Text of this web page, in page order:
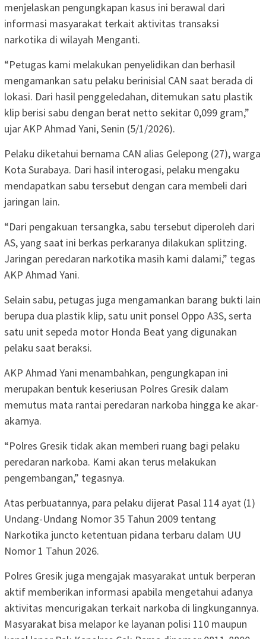
menjelaskan pengungkapan kasus ini berawal dari
informasi masyarakat terkait aktivitas transaksi
narkotika di wilayah Menganti.
“Petugas kami melakukan penyelidikan dan berhasil
mengamankan satu pelaku berinisial CAN saat berada di
lokasi. Dari hasil penggeledahan, ditemukan satu plastik
klip berisi sabu dengan berat netto sekitar 0,099 gram,”
ujar AKP Ahmad Yani, Senin (5/1/2026).
Pelaku diketahui bernama CAN alias Gelepong (27), warga
Kota Surabaya. Dari hasil interogasi, pelaku mengaku
mendapatkan sabu tersebut dengan cara membeli dari
jaringan lain.
“Dari pengakuan tersangka, sabu tersebut diperoleh dari
AS, yang saat ini berkas perkaranya dilakukan splitzing.
Jaringan peredaran narkotika masih kami dalami,” tegas
AKP Ahmad Yani.
Selain sabu, petugas juga mengamankan barang bukti lain
berupa dua plastik klip, satu unit ponsel Oppo A3S, serta
satu unit sepeda motor Honda Beat yang digunakan
pelaku saat beraksi.
AKP Ahmad Yani menambahkan, pengungkapan ini
merupakan bentuk keseriusan Polres Gresik dalam
memutus mata rantai peredaran narkoba hingga ke akar-
akarnya.
“Polres Gresik tidak akan memberi ruang bagi pelaku
peredaran narkoba. Kami akan terus melakukan
pengembangan,” tegasnya.
Atas perbuatannya, para pelaku dijerat Pasal 114 ayat (1)
Undang-Undang Nomor 35 Tahun 2009 tentang
Narkotika juncto ketentuan pidana terbaru dalam UU
Nomor 1 Tahun 2026.
Polres Gresik juga mengajak masyarakat untuk berperan
aktif memberikan informasi apabila mengetahui adanya
aktivitas mencurigakan terkait narkoba di lingkungannya.
Masyarakat bisa melapor ke layanan polisi 110 maupun